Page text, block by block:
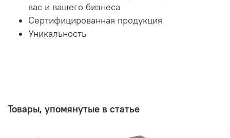
вас и вашего бизнеса
Сертифицированная продукция
Уникальность
Товары, упомянутые в статье